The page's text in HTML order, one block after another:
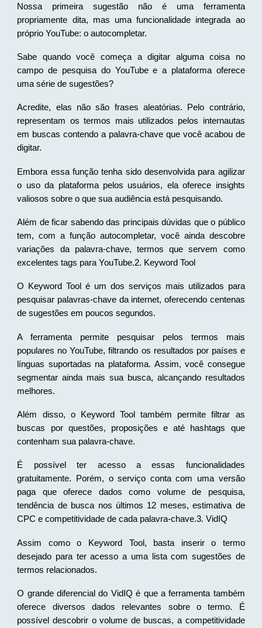
Nossa primeira sugestão não é uma ferramenta
propriamente dita, mas uma funcionalidade integrada ao
próprio YouTube: o autocompletar.
Sabe quando você começa a digitar alguma coisa no
campo de pesquisa do YouTube e a plataforma oferece
uma série de sugestões?
Acredite, elas não são frases aleatórias. Pelo contrário,
representam os termos mais utilizados pelos internautas
em buscas contendo a palavra-chave que você acabou de
digitar.
Embora essa função tenha sido desenvolvida para agilizar
o uso da plataforma pelos usuários, ela oferece insights
valiosos sobre o que sua audiência está pesquisando.
Além de ficar sabendo das principais dúvidas que o público
tem, com a função autocompletar, você ainda descobre
variações da palavra-chave, termos que servem como
excelentes tags para YouTube.2. Keyword Tool
O Keyword Tool é um dos serviços mais utilizados para
pesquisar palavras-chave da internet, oferecendo centenas
de sugestões em poucos segundos.
A ferramenta permite pesquisar pelos termos mais
populares no YouTube, filtrando os resultados por países e
línguas suportadas na plataforma. Assim, você consegue
segmentar ainda mais sua busca, alcançando resultados
melhores.
Além disso, o Keyword Tool também permite filtrar as
buscas por questões, proposições e até hashtags que
contenham sua palavra-chave.
É possível ter acesso a essas funcionalidades
gratuitamente. Porém, o serviço conta com uma versão
paga que oferece dados como volume de pesquisa,
tendência de busca nos últimos 12 meses, estimativa de
CPC e competitividade de cada palavra-chave.3. VidIQ
Assim como o Keyword Tool, basta inserir o termo
desejado para ter acesso a uma lista com sugestões de
termos relacionados.
O grande diferencial do VidIQ é que a ferramenta também
oferece diversos dados relevantes sobre o termo. É
possível descobrir o volume de buscas, a competitividade